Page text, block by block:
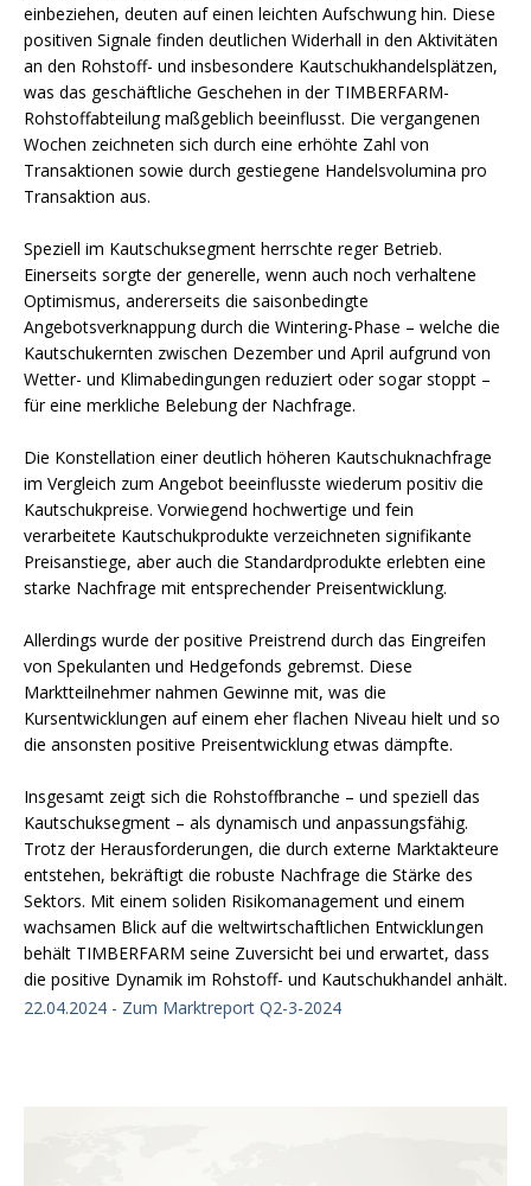
einbeziehen, deuten auf einen leichten Aufschwung hin. Diese
positiven Signale finden deutlichen Widerhall in den Aktivitäten
an den Rohstoff- und insbesondere Kautschukhandelsplätzen,
was das geschäftliche Geschehen in der TIMBERFARM-
Rohstoffabteilung maßgeblich beeinflusst. Die vergangenen
Wochen zeichneten sich durch eine erhöhte Zahl von
Transaktionen sowie durch gestiegene Handelsvolumina pro
Transaktion aus.
Speziell im Kautschuksegment herrschte reger Betrieb.
Einerseits sorgte der generelle, wenn auch noch verhaltene
Optimismus, andererseits die saisonbedingte
Angebotsverknappung durch die Wintering-Phase – welche die
Kautschukernten zwischen Dezember und April aufgrund von
Wetter- und Klimabedingungen reduziert oder sogar stoppt –
für eine merkliche Belebung der Nachfrage.
Die Konstellation einer deutlich höheren Kautschuknachfrage
im Vergleich zum Angebot beeinflusste wiederum positiv die
Kautschukpreise. Vorwiegend hochwertige und fein
verarbeitete Kautschukprodukte verzeichneten signifikante
Preisanstiege, aber auch die Standardprodukte erlebten eine
starke Nachfrage mit entsprechender Preisentwicklung.
Allerdings wurde der positive Preistrend durch das Eingreifen
von Spekulanten und Hedgefonds gebremst. Diese
Marktteilnehmer nahmen Gewinne mit, was die
Kursentwicklungen auf einem eher flachen Niveau hielt und so
die ansonsten positive Preisentwicklung etwas dämpfte.
Insgesamt zeigt sich die Rohstoffbranche – und speziell das
Kautschuksegment – als dynamisch und anpassungsfähig.
Trotz der Herausforderungen, die durch externe Marktakteure
entstehen, bekräftigt die robuste Nachfrage die Stärke des
Sektors. Mit einem soliden Risikomanagement und einem
wachsamen Blick auf die weltwirtschaftlichen Entwicklungen
behält TIMBERFARM seine Zuversicht bei und erwartet, dass
die positive Dynamik im Rohstoff- und Kautschukhandel anhält.
22.04.2024 - Zum Marktreport Q2-3-2024